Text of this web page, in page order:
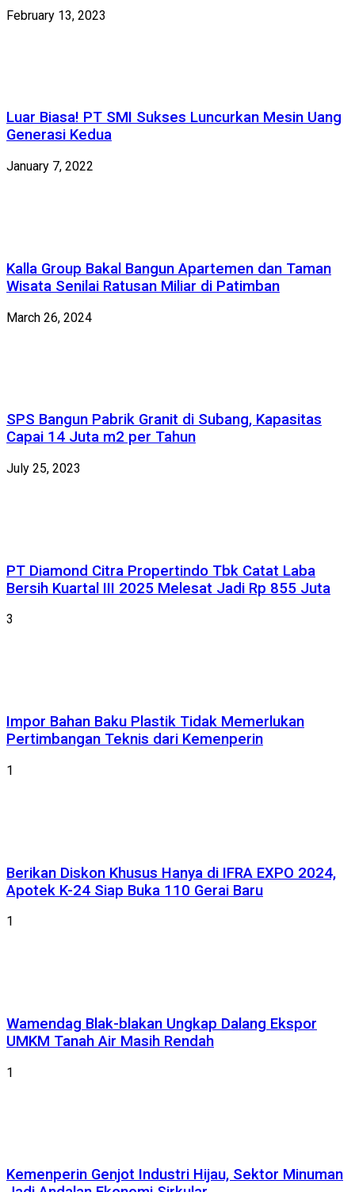
February 13, 2023
Luar Biasa! PT SMI Sukses Luncurkan Mesin Uang
Generasi Kedua
January 7, 2022
Kalla Group Bakal Bangun Apartemen dan Taman
Wisata Senilai Ratusan Miliar di Patimban
March 26, 2024
SPS Bangun Pabrik Granit di Subang, Kapasitas
Capai 14 Juta m2 per Tahun
July 25, 2023
PT Diamond Citra Propertindo Tbk Catat Laba
Bersih Kuartal III 2025 Melesat Jadi Rp 855 Juta
3
Impor Bahan Baku Plastik Tidak Memerlukan
Pertimbangan Teknis dari Kemenperin
1
Berikan Diskon Khusus Hanya di IFRA EXPO 2024,
Apotek K-24 Siap Buka 110 Gerai Baru
1
Wamendag Blak-blakan Ungkap Dalang Ekspor
UMKM Tanah Air Masih Rendah
1
Kemenperin Genjot Industri Hijau, Sektor Minuman